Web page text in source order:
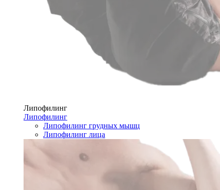
Липофилинг
Липофилинг
Липофилинг грудных мышц
Липофилинг лица